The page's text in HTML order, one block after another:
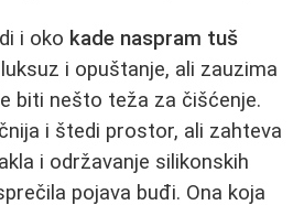
i oko kade naspram tuš
i opuštanje, ali zauzima
biti nešto teža za čišćenje.
i štedi prostor, ali zahteva
i održavanje silikonskih
pojava buđi. Ona koja